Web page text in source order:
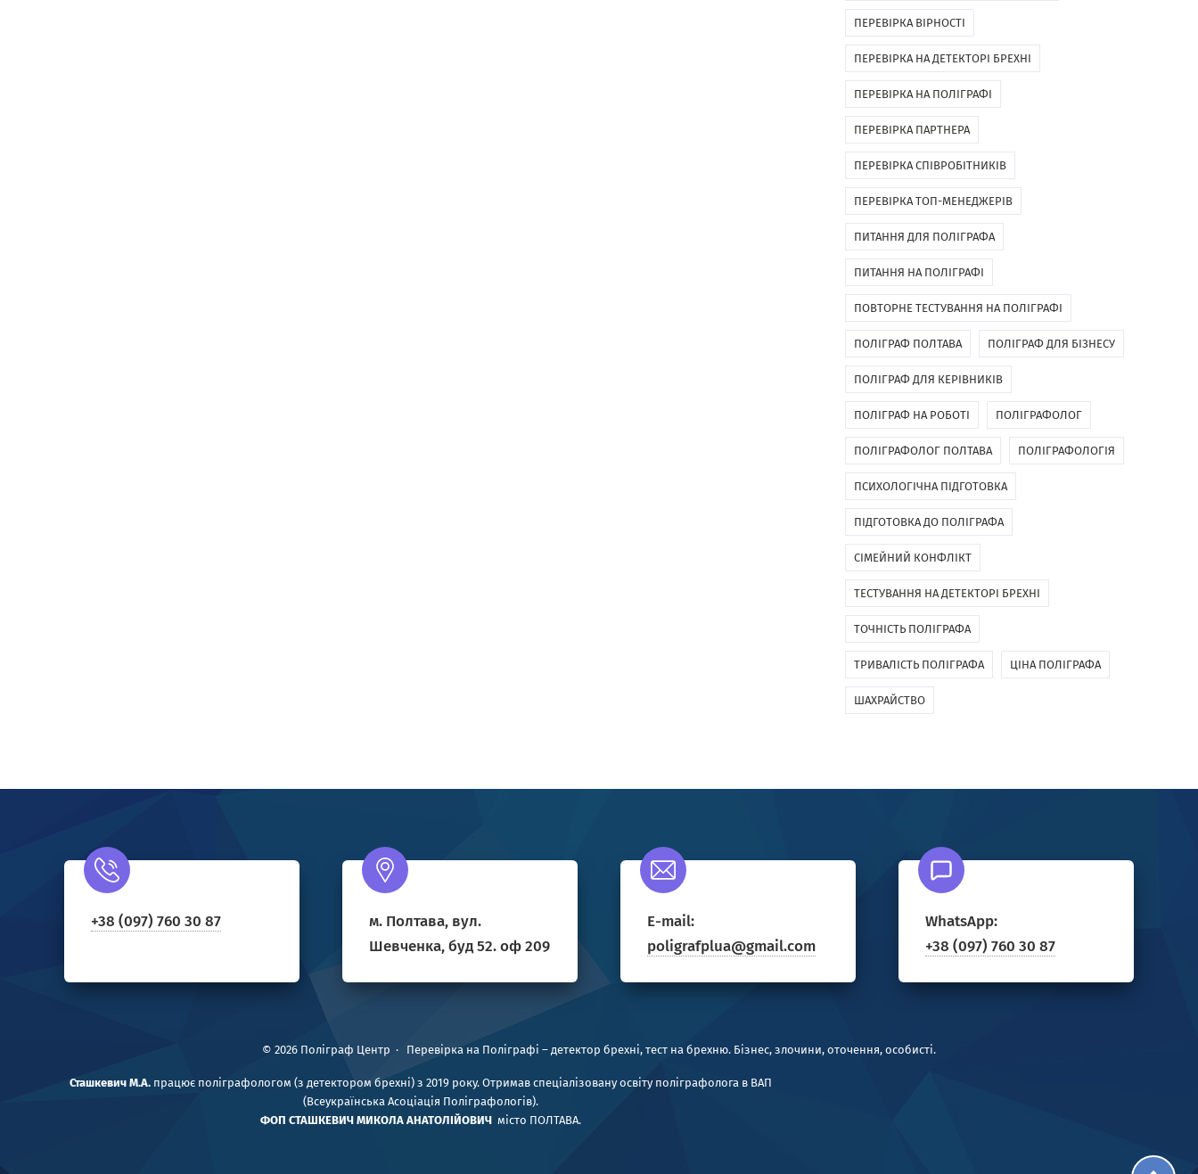
ПЕРЕВІРКА ВІРНОСТІ
ПЕРЕВІРКА НА ДЕТЕКТОРІ БРЕХНІ
ПЕРЕВІРКА НА ПОЛІГРАФІ
ПЕРЕВІРКА ПАРТНЕРА
ПЕРЕВІРКА СПІВРОБІТНИКІВ
ПЕРЕВІРКА ТОП-МЕНЕДЖЕРІВ
ПИТАННЯ ДЛЯ ПОЛІГРАФА
ПИТАННЯ НА ПОЛІГРАФІ
ПОВТОРНЕ ТЕСТУВАННЯ НА ПОЛІГРАФІ
ПОЛІГРАФ ПОЛТАВА ПОЛІГРАФ ДЛЯ БІЗНЕСУ
ПОЛІГРАФ ДЛЯ КЕРІВНИКІВ
ПОЛІГРАФ НА РОБОТІ ПОЛІГРАФОЛОГ
ПОЛІГРАФОЛОГ ПОЛТАВА ПОЛІГРАФОЛОГІЯ
ПСИХОЛОГІЧНА ПІДГОТОВКА
ПІДГОТОВКА ДО ПОЛІГРАФА
СІМЕЙНИЙ КОНФЛІКТ
ТЕСТУВАННЯ НА ДЕТЕКТОРІ БРЕХНІ
ТОЧНІСТЬ ПОЛІГРАФА
ТРИВАЛІСТЬ ПОЛІГРАФА ЦІНА ПОЛІГРАФА
ШАХРАЙСТВО
+38 (097) 760 30 87
м. Полтава, вул.
Шевченка, буд 52. оф 209
E-mail:
poligrafplua@gmail.com
WhatsApp:
+38 (097) 760 30 87
© 2026 Поліграф Центр · Перевірка на Поліграфі – детектор брехні, тест на брехню. Бізнес, злочини, оточення, особисті.
Сташкевич М.А. працює поліграфологом (з детектором брехні) з 2019 року. Отримав спеціалізовану освіту поліграфолога в ВАП
(Всеукраїнська Асоціація Поліграфологів).
ФОП СТАШКЕВИЧ МИКОЛА АНАТОЛІЙОВИЧ місто ПОЛТАВА.